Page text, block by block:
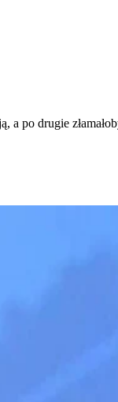
po drugie